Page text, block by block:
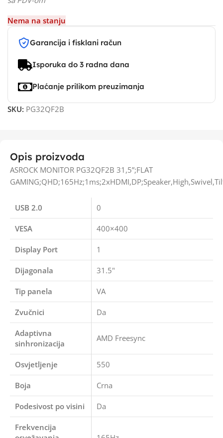
Nema na stanju
Garancija i fisklani račun
Isporuka do 3 radna dana
Plaćanje prilikom preuzimanja
SKU: PG32QF2B
Opis proizvoda
ASROCK MONITOR PG32QF2B 31,5”;FLAT
USB 2.0 0
VESA 400×400
Display Port 1
Dijagonala 31.5"
Tip panela VA
Zvučnici Da
Adaptivna
sinhronizacija
AMD Freesync
Osvjetljenje 550
Boja Crna
Podesivost po visini Da
Frekvencija